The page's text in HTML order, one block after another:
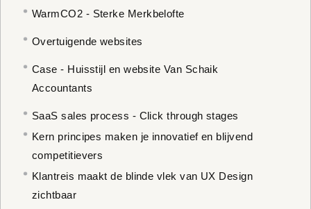
WarmCO2 - Sterke Merkbelofte
Overtuigende websites
Case - Huisstijl en website Van Schaik
Accountants
SaaS sales process - Click through stages
Kern principes maken je innovatief en blijvend
competitievers
Klantreis maakt de blinde vlek van UX Design
zichtbaar